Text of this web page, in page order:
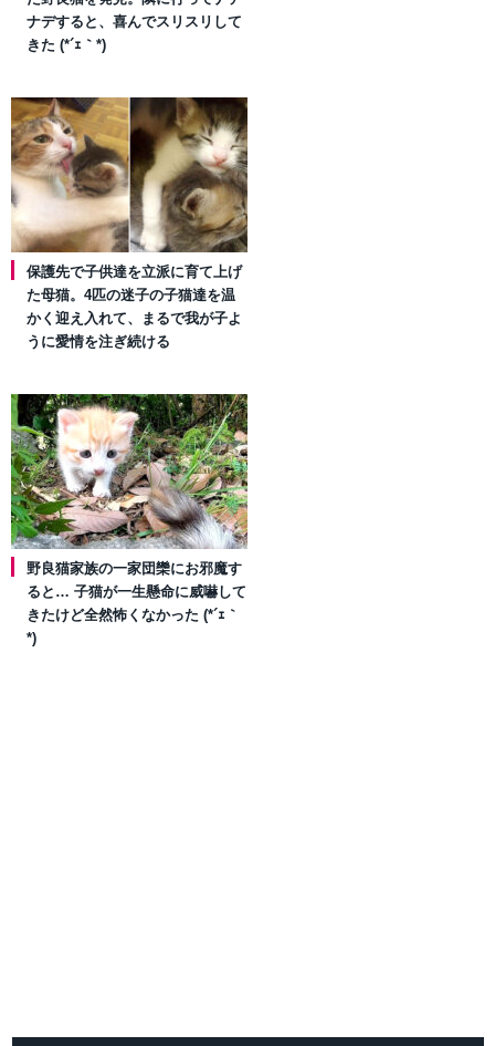
ナデすると、喜んでスリスリして
きた (*´ｪ｀*)
保護先で子供達を立派に育て上げ
た母猫。4匹の迷子の子猫達を温
かく迎え入れて、まるで我が子よ
うに愛情を注ぎ続ける
野良猫家族の一家団欒にお邪魔す
ると… 子猫が一生懸命に威嚇して
きたけど全然怖くなかった (*´ｪ｀
*)